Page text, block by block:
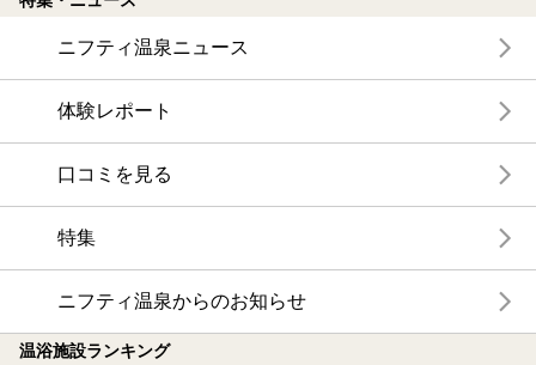
ニフティ温泉ニュース
体験レポート
口コミを見る
特集
ニフティ温泉からのお知らせ
温浴施設ランキング